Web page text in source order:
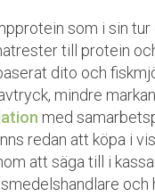
som i sin tur
till protein
dito och
mindre
med
redan att köpa i
att säga till i
och